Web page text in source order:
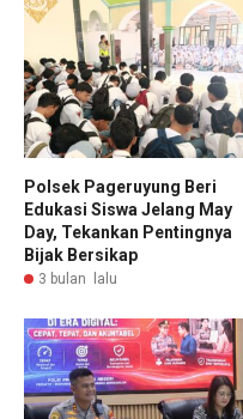
Polsek Pageruyung Beri
Edukasi Siswa Jelang May
Day, Tekankan Pentingnya
Bijak Bersikap
3 bulan lalu